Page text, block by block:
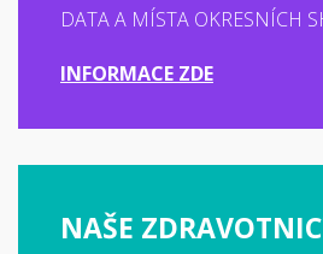
DATA A MÍSTA OKRESNÍCH
INFORMACE ZDE
NAŠE